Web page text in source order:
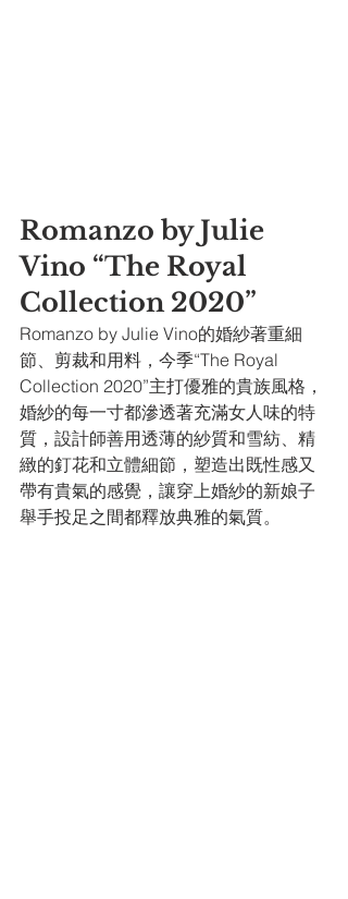
Romanzo by Julie
Vino “The Royal
Collection 2020”
Romanzo by Julie Vino的婚紗著重細
節、剪裁和用料，今季“The Royal
Collection 2020”主打優雅的貴族風格，
婚紗的每一寸都滲透著充滿女人味的特
質，設計師善用透薄的紗質和雪紡、精
緻的釘花和立體細節，塑造出既性感又
帶有貴氣的感覺，讓穿上婚紗的新娘子
舉手投足之間都釋放典雅的氣質。